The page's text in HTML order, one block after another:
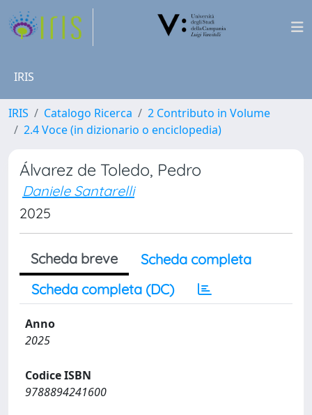
IRIS
IRIS Catalogo Ricerca
2 Contributo in Volume
2.4 Voce (in dizionario o enciclopedia)
Álvarez de Toledo, Pedro
Daniele Santarelli
2025
Scheda breve
Scheda completa
Scheda completa (DC)
Anno
2025
Codice ISBN
9788894241600